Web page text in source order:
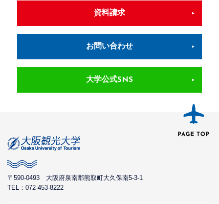
資料請求
お問い合わせ
大学公式SNS
〒590-0493 大阪府泉南郡熊取町大久保南5-3-1
TEL：072-453-8222